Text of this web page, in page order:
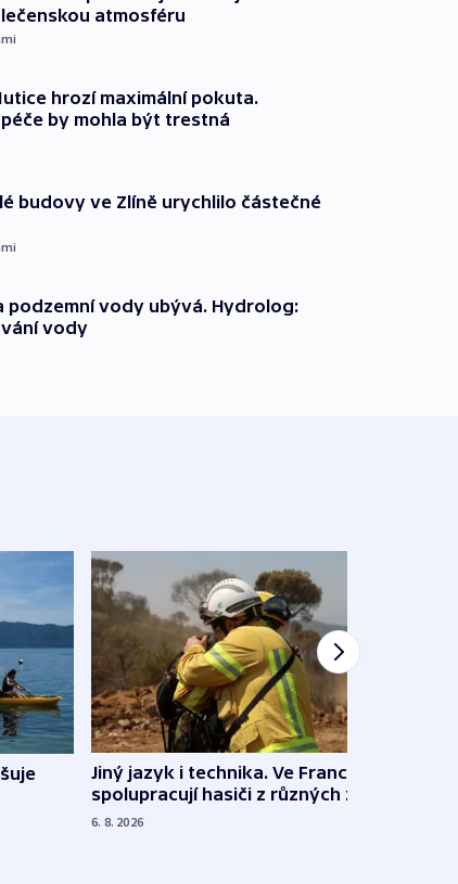
atmosféru
hrozí maximální pokuta.
by mohla být trestná
budovy ve Zlíně urychlilo částečné
podzemní vody ubývá. Hydrolog:
vody
Jiný jazyk i technika. Ve Francii
spolupracují hasiči z různých zemí
6. 8. 2026